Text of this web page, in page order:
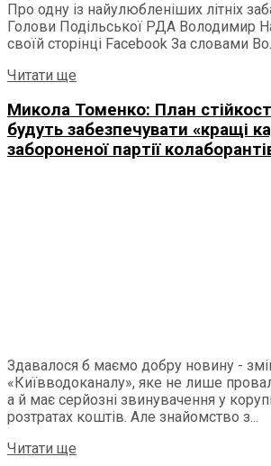
Про одну із найулюбленіших літніх
Голови Подільської РДА Володимир
своїй сторінці Facebook За словами
Читати ще
Микола Томенко: План
будуть забезпечувати «кращі
забороненої партії
Здавалося б маємо добру новину -
«Київводоканалу», яке не лише
а й має серйозні звинувачення у
розтратах коштів. Але знайомство з...
Читати ще